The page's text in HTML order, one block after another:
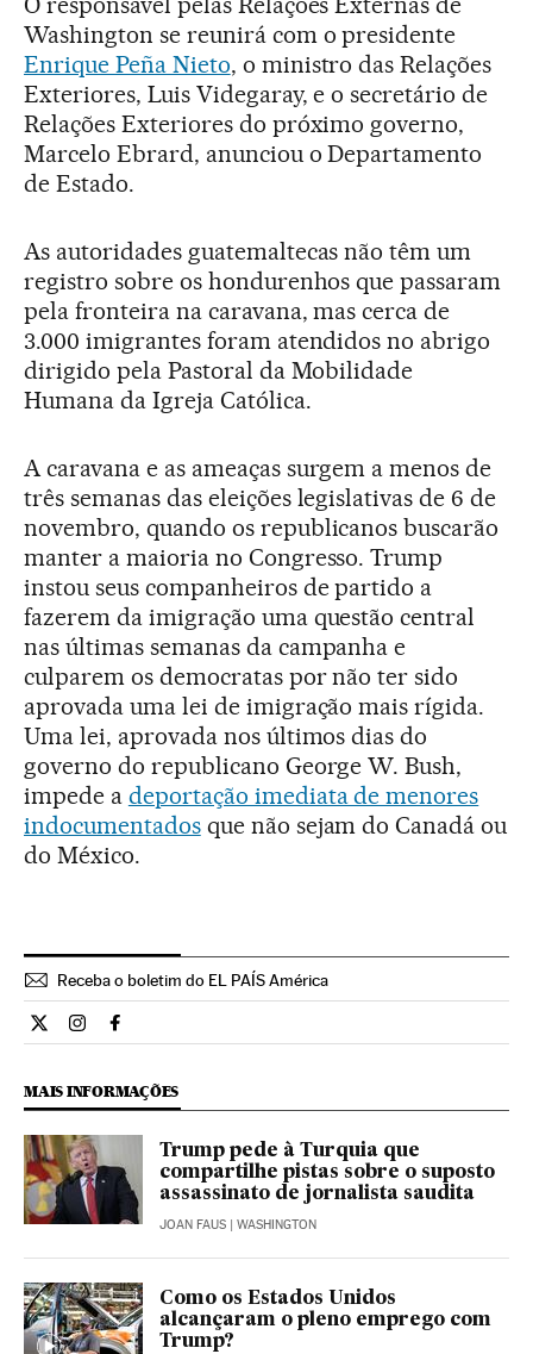
Washington se reunirá com o presidente
Enrique Peña Nieto, o ministro das Relações
Exteriores, Luis Videgaray, e o secretário de
Relações Exteriores do próximo governo,
Marcelo Ebrard, anunciou o Departamento
de Estado.
As autoridades guatemaltecas não têm um
registro sobre os hondurenhos que passaram
pela fronteira na caravana, mas cerca de
3.000 imigrantes foram atendidos no abrigo
dirigido pela Pastoral da Mobilidade
Humana da Igreja Católica.
A caravana e as ameaças surgem a menos de
três semanas das eleições legislativas de 6 de
novembro, quando os republicanos buscarão
manter a maioria no Congresso. Trump
instou seus companheiros de partido a
fazerem da imigração uma questão central
nas últimas semanas da campanha e
culparem os democratas por não ter sido
aprovada uma lei de imigração mais rígida.
Uma lei, aprovada nos últimos dias do
governo do republicano George W. Bush,
impede a deportação imediata de menores
indocumentadosque não sejam do Canadá ou
do México.
Receba o boletim do EL PAÍS América
Internacional El País Brasil en Twitter
Internacional El País Brasil en Instagram
Internacional El País Brasil en Facebook
MAIS INFORMAÇÕES
Trump pede à Turquia que
compartilhe pistas sobre o suposto
assassinato de jornalista saudita
JOAN FAUS | WASHINGTON
Como os Estados Unidos
alcançaram o pleno emprego com
Trump?